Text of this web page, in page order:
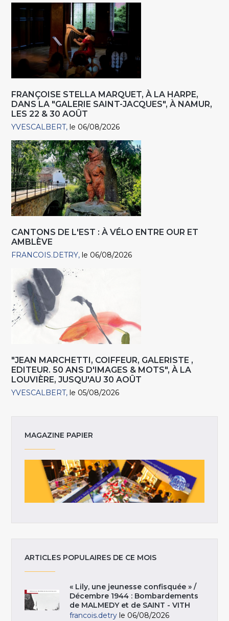
FRANÇOISE STELLA MARQUET, À LA HARPE,
DANS LA "GALERIE SAINT-JACQUES", À NAMUR,
LES 22 & 30 AOÛT
YVESCALBERT le 06/08/2026
CANTONS DE L'EST : À VÉLO ENTRE OUR ET
AMBLÈVE
FRANCOIS.DETRY le 06/08/2026
"JEAN MARCHETTI, COIFFEUR, GALERISTE ,
EDITEUR. 50 ANS D'IMAGES & MOTS", À LA
LOUVIÈRE, JUSQU'AU 30 AOÛT
YVESCALBERT le 05/08/2026
MAGAZINE PAPIER
ARTICLES POPULAIRES DE CE MOIS
« Lily, une jeunesse confisquée » /
Décembre 1944 : Bombardements
de MALMEDY et de SAINT - VITH
francois.detry le 06/08/2026